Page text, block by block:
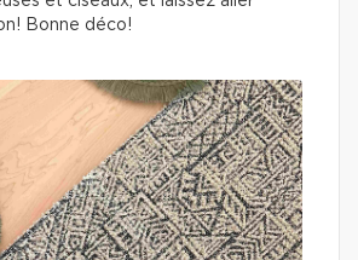
Bonne déco!